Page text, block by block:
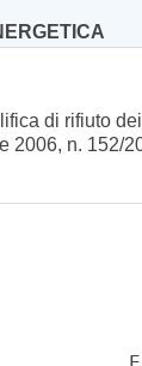
di rifiuto
2006, n. 152/